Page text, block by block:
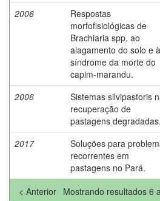
2006
Respostas
morfofisiológicas de
Brachiaria spp. ao
alagamento do solo e à
síndrome da morte do
capim-marandu.
2006
Sistemas silvipastoris
recuperação de
pastagens degradadas.
2017
Soluções para
recorrentes em
pastagens no Pará.
Mostrando resultados 6
< Anterior